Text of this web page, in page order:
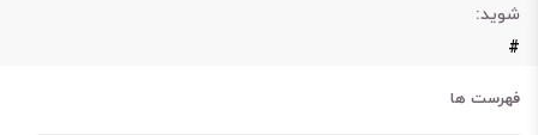
شوید:
#
فهرست ها